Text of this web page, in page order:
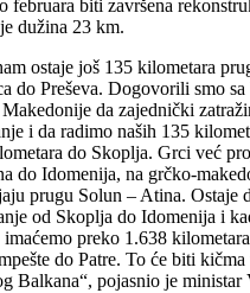
februara biti završena
dužina 23 km.
ostaje još 135 kilometara
do Preševa. Dogovorili smo
Makedonije da zajednički
i da radimo naših 135
do Skoplja. Grci već
do Idomenija, na grčko-
prugu Solun – Atina. Ostaje
od Skoplja do Idomenija i
preko 1.638
do Patre. To će biti kičma
Balkana“, pojasnio je ministar